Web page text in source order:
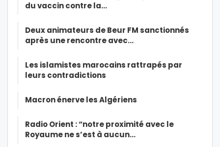
du vaccin contre la…
Deux animateurs de Beur FM sanctionnés
après une rencontre avec…
Les islamistes marocains rattrapés par
leurs contradictions
Macron énerve les Algériens
Radio Orient : “notre proximité avec le
Royaume ne s’est à aucun…